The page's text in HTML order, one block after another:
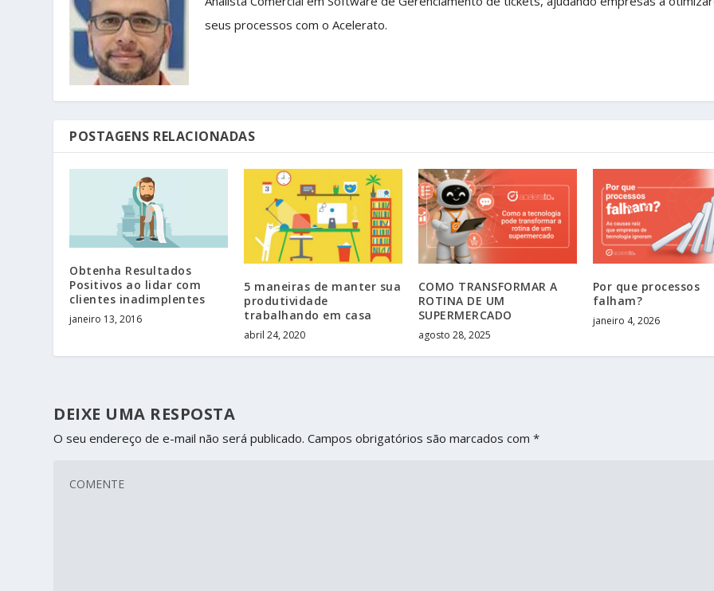
seus processos com o Acelerato.
POSTAGENS RELACIONADAS
Obtenha Resultados
Positivos ao lidar com
clientes inadimplentes
janeiro 13, 2016
5 maneiras de manter sua
produtividade
trabalhando em casa
abril 24, 2020
COMO TRANSFORMAR A
ROTINA DE UM
SUPERMERCADO
agosto 28, 2025
Por que processos
falham?
janeiro 4, 2026
DEIXE UMA RESPOSTA
O seu endereço de e-mail não será publicado. Campos obrigatórios são marcados com*